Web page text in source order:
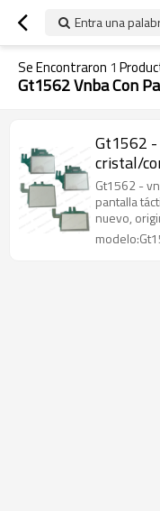
Entra una
Se Encontraron 1
Gt1562 Vnba Con
Gt1562
cristal/
gt1562 -
Gt1562 -
pantalla
nuevo,